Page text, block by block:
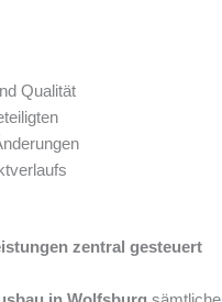
Qualität
zentral gesteuert